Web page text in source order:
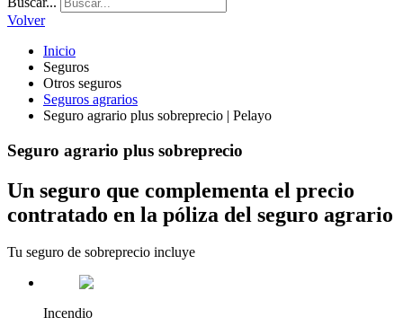
Volver
Inicio
Seguros
Otros seguros
Seguros agrarios
Seguro agrario plus sobreprecio | Pelayo
Seguro agrario plus sobreprecio
Un seguro que complementa el precio
contratado en la póliza del seguro agrario
Tu seguro de sobreprecio incluye
Incendio